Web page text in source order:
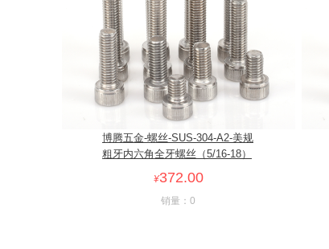
博腾五金-螺丝-SUS-304-A2-美规
粗牙内六角全牙螺丝（5/16-18）
¥372.00
销量：0